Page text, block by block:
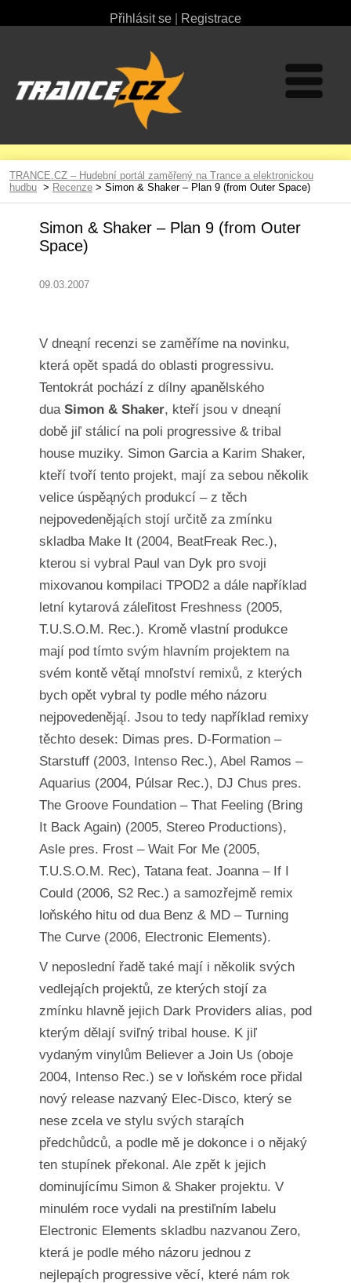
Přihlásit se Registrace
TRANCE.CZ – Hudební portál zaměřený na Trance a elektronickou
hudbu > Recenze > Simon & Shaker – Plan 9 (from Outer Space)
Simon & Shaker – Plan 9 (from Outer
Space)
09.03.2007
V dneąní recenzi se zaměříme na novinku,
která opět spadá do oblasti progressivu.
Tentokrát pochází z dílny ąpanělského
dua Simon & Shaker, kteří jsou v dneąní
době jiľ stálicí na poli progressive & tribal
house muziky. Simon Garcia a Karim Shaker,
kteří tvoří tento projekt, mají za sebou několik
velice úspěąných produkcí – z těch
nejpovedenějąích stojí určitě za zmínku
skladba Make It (2004, BeatFreak Rec.),
kterou si vybral Paul van Dyk pro svoji
mixovanou kompilaci TPOD2 a dále například
letní kytarová záleľitost Freshness (2005,
T.U.S.O.M. Rec.). Kromě vlastní produkce
mají pod tímto svým hlavním projektem na
svém kontě větąí mnoľství remixů, z kterých
bych opět vybral ty podle mého názoru
nejpovedenějąí. Jsou to tedy například remixy
těchto desek: Dimas pres. D-Formation –
Starstuff (2003, Intenso Rec.), Abel Ramos –
Aquarius (2004, Púlsar Rec.), DJ Chus pres.
The Groove Foundation – That Feeling (Bring
It Back Again) (2005, Stereo Productions),
Asle pres. Frost – Wait For Me (2005,
T.U.S.O.M. Rec), Tatana feat. Joanna – If I
Could (2006, S2 Rec.) a samozřejmě remix
loňského hitu od dua Benz & MD – Turning
The Curve (2006, Electronic Elements).
V neposlední řadě také mají i několik svých
vedlejąích projektů, ze kterých stojí za
zmínku hlavně jejich Dark Providers alias, pod
kterým dělají sviľný tribal house. K jiľ
vydaným vinylům Believer a Join Us (oboje
2004, Intenso Rec.) se v loňském roce přidal
nový release nazvaný Elec-Disco, který se
nese zcela ve stylu svých starąích
předchůdců, a podle mě je dokonce i o nějaký
ten stupínek překonal. Ale zpět k jejich
dominujícímu Simon & Shaker projektu. V
minulém roce vydali na prestiľním labelu
Electronic Elements skladbu nazvanou Zero,
která je podle mého názoru jednou z
nejlepąích progressive věcí, které nám rok